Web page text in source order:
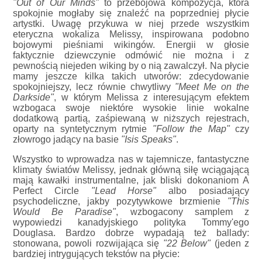
"Out of Our Minds"to przebojowa kompozycja, która
spokojnie mogłaby się znaleźć na poprzedniej płycie
artystki. Uwagę przykuwa w niej przede wszystkim
eteryczna wokaliza Melissy, inspirowana podobno
bojowymi pieśniami wikingów. Energii w głosie
faktycznie dziewczynie odmówić nie można i z
pewnością niejeden wiking by o nią zawalczył. Na płycie
mamy jeszcze kilka takich utworów: zdecydowanie
spokojniejszy, lecz równie chwytliwy "Meet Me on the
Darkside", w którym Melissa z interesującym efektem
wzbogaca swoje niektóre wysokie linie wokalne
dodatkową partią, zaśpiewaną w niższych rejestrach,
oparty na syntetycznym rytmie "Follow the Map"czy
złowrogo jadący na basie "Isis Speaks".
Wszystko to wprowadza nas w tajemnicze, fantastyczne
klimaty światów Melissy, jednak główną siłę wciągającą
mają kawałki instrumentalne, jak bliski dokonaniom A
Perfect Circle "Lead Horse"albo posiadający
psychodeliczne, jakby pozytywkowe brzmienie "This
Would Be Paradise", wzbogacony samplem z
wypowiedzi kanadyjskiego polityka Tommy'ego
Douglasa. Bardzo dobrze wypadają też ballady:
stonowana, powoli rozwijająca się "22 Below"(jeden z
bardziej intrygujących tekstów na płycie: